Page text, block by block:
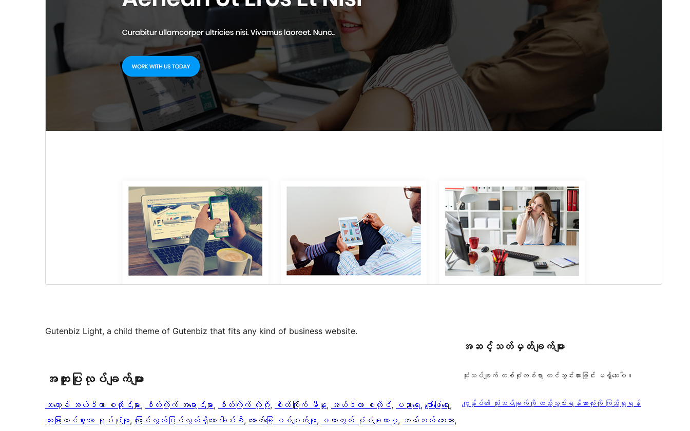
Gutenbiz Light, a child theme of Gutenbiz that fits any kind of business website.
အ​ထူး​ပြု​လုပ်​ချက်​များ
ဘလော့ခ် အယ်ဒီတာ စတိုင်များ, စိတ်ကြိုက် အရောင်များ, စိတ်ကြိုက် လိုဂို, စိတ်ကြိုက် မီနူး, အယ်ဒီတာ စတိုင်, ပညာရေး, ဖျော်ဖြေရေး
ထူးခြားထင်ရှားသော ရုပ်ပုံများ, ပြောင်းလွယ်ပြင်လွယ်ရှိသော ခေါင်းစီး, အောက်ခြေ ဝစ်ဂျက်များ, ဇယားကွက် ပုံစံချထားမှု, ဘယ်ဘက် ဘေးဘား
အဆင့်သတ်မှတ်ချက်များ
သုံးသပ်ချက် တစ်စုံတစ်ရာ တင်သွင်းထားခြင်း မရှိသေးပါ။
ကျွန်ုပ်၏ သုံးသပ်ချက်ကို ထည့်သွင်းရန်သုံးသပ်
အားလုံးကို ကြည့်ရှုရန်